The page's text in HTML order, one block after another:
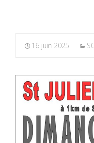
16 juin 2025